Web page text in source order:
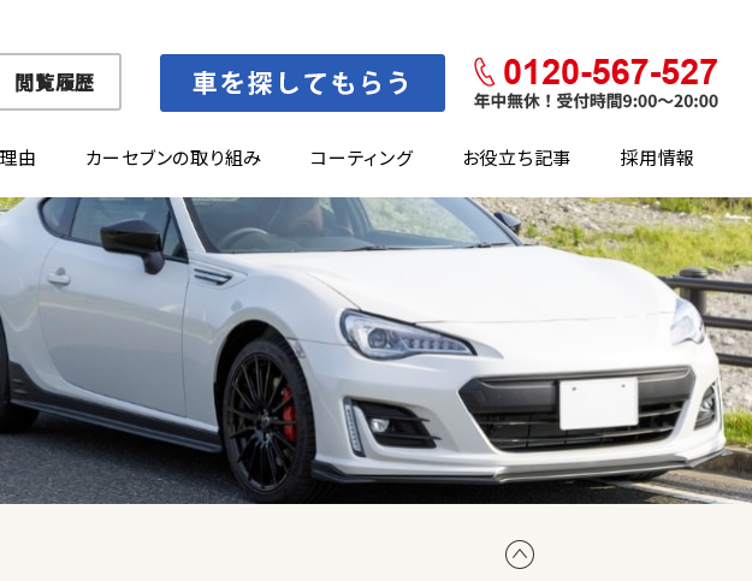
由 カーセブンの取り組み コーティング お役立ち記事 採用情報
閲覧履歴